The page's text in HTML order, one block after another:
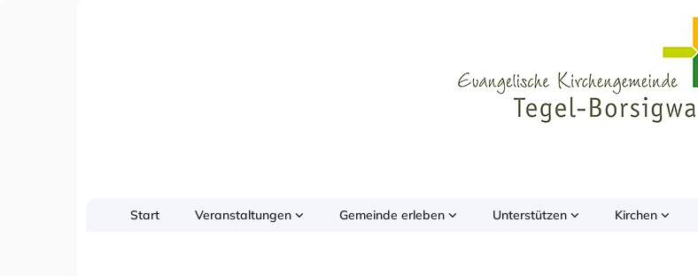
Start Veranstaltungen Gemeinde erleben Unterstützen Kirchen